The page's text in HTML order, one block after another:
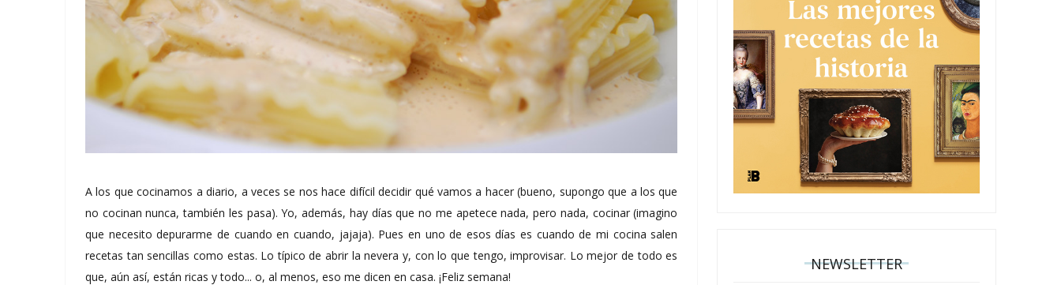
A los que cocinamos a diario, a veces se nos hace difícil decidir qué vamos a hacer (bueno, supongo que a los que
no cocinan nunca, también les pasa). Yo, además, hay días que no me apetece nada, pero nada, cocinar (imagino
que necesito depurarme de cuando en cuando, jajaja). Pues en uno de esos días es cuando de mi cocina salen
recetas tan sencillas como estas. Lo típico de abrir la nevera y, con lo que tengo, improvisar. Lo mejor de todo es
que, aún así, están ricas y todo... o, al menos, eso me dicen en casa. ¡Feliz semana!
NEWSLETTER